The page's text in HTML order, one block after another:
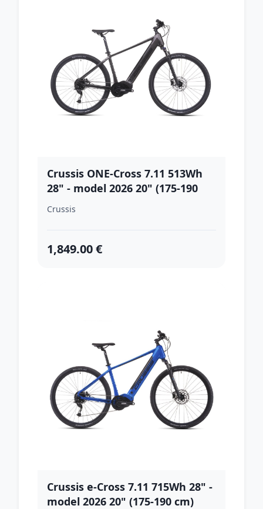
Crussis ONE-Cross 7.11 513Wh
28" - model 2026 20" (175-190
cm)
Crussis
1,849.00 €
Crussis e-Cross 7.11 715Wh 28" -
model 2026 20" (175-190 cm)